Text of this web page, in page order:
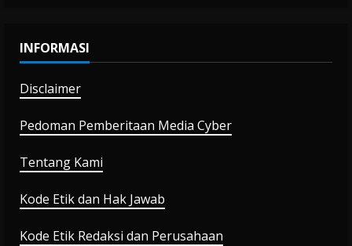
INFORMASI
Disclaimer
Pedoman Pemberitaan Media Cyber
Tentang Kami
Kode Etik dan Hak Jawab
Kode Etik Redaksi dan Perusahaan